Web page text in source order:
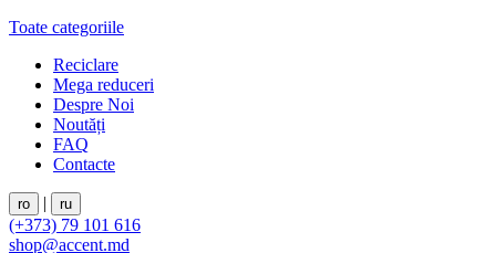
Toate categoriile
Reciclare
Mega reduceri
Despre Noi
Noutăți
FAQ
Contacte
ro | ru
(+373) 79 101 616
shop@accent.md